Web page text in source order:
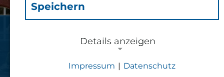
Organisation und Aufbau
der Technischen Hochschule Bingen
Speichern
Details anzeigen
Impressum | Datenschutz